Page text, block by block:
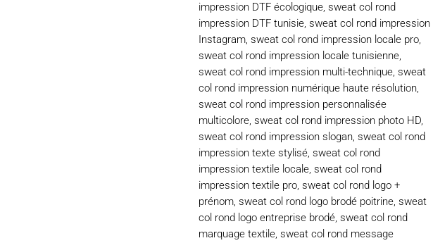
impression DTF écologique, sweat col rond
impression DTF tunisie, sweat col rond impression
Instagram, sweat col rond impression locale pro,
sweat col rond impression locale tunisienne,
sweat col rond impression multi-technique, sweat
col rond impression numérique haute résolution,
sweat col rond impression personnalisée
multicolore, sweat col rond impression photo HD,
sweat col rond impression slogan, sweat col rond
impression texte stylisé, sweat col rond
impression textile locale, sweat col rond
impression textile pro, sweat col rond logo +
prénom, sweat col rond logo brodé poitrine, sweat
col rond logo entreprise brodé, sweat col rond
marquage textile, sweat col rond message